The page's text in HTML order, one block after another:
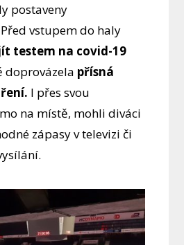
postaveny
vstupem do haly
testem na covid-19
doprovázela přísná
I přes svou
na místě, mohli diváci
zápasy v televizi či